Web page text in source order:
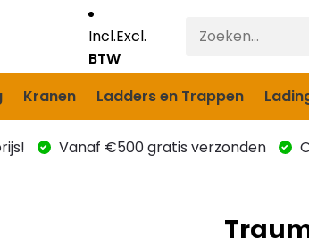
Incl.Excl.
BTW
Kranen Ladders en Trappen
Vanaf €500 gratis verzonden